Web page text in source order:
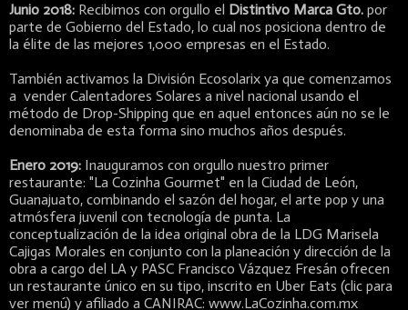
Junio 2018: Recibimos con orgullo el Distintivo Marca Gto. por
parte de Gobierno del Estado, lo cual nos posiciona dentro de
la élite de las mejores 1,000 empresas en el Estado.
También activamos la División Ecosolarix ya que comenzamos
a vender Calentadores Solares a nivel nacional usando el
método de Drop-Shipping que en aquel entonces aún no se le
denominaba de esta forma sino muchos años después.
Enero 2019: Inauguramos con orgullo nuestro primer
restaurante: "La Cozinha Gourmet" en la Ciudad de León,
Guanajuato, combinando el sazón del hogar, el arte pop y una
atmósfera juvenil con tecnología de punta. La
conceptualización de la idea original obra de la LDG Marisela
Cajigas Morales en conjunto con la planeación y dirección de la
obra a cargo del LA y PASC Francisco Vázquez Fresán ofrecen
un restaurante único en su tipo, inscrito en Uber Eats (clic para
ver menú) y afiliado a CANIRAC: www.LaCozinha.com.mx